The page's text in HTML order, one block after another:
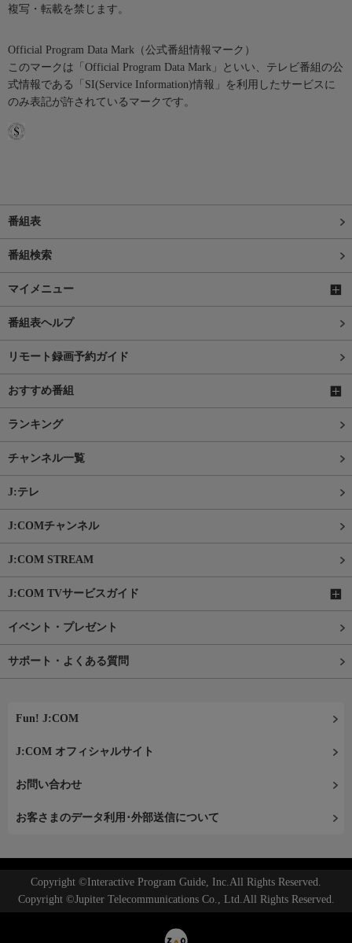
複写・転載を禁じます。
Official Program Data Mark（公式番組情報マーク）
このマークは「Official Program Data Mark」といい、テレビ番組の公
式情報である「SI(Service Information)情報」を利用したサービスに
のみ表記が許されているマークです。
番組表
番組検索
マイメニュー
番組表ヘルプ
リモート録画予約ガイド
おすすめ番組
ランキング
チャンネル一覧
J:テレ
J:COMチャンネル
J:COM STREAM
J:COM TVサービスガイド
イベント・プレゼント
サポート・よくある質問
Fun! J:COM
J:COM オフィシャルサイト
お問い合わせ
お客さまのデータ利用･外部送信について
Copyright ©Interactive Program Guide, Inc.All Rights Reserved.
Copyright ©Jupiter Telecommunications Co., Ltd.All Rights Reserved.